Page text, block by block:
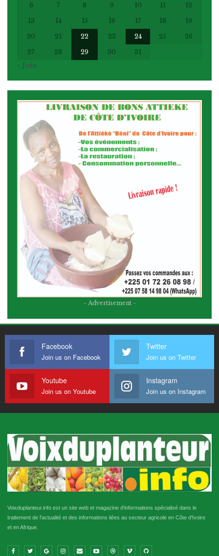
6
7 8 9 10 11
12
13
14 15 16 17 18
19
20
21 22 23 24 25
26
27
28 29 30
31
« Juin
- Advertisement -
Facebook
Join us on Facebook
Twitter
Join us on Twitter
Youtube
Join us on Youtube
Instagram
Join us on Instagram
Voixduplanteur.info est un site web et magazine d'informations spécialisé dans le
traitement de l'actualité et des informations liées au secteur agricole en Côte d'Ivoire
et en Afrique.